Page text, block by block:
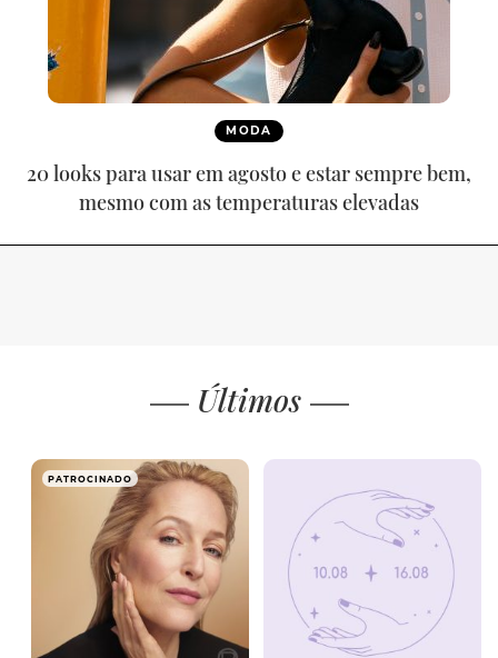
MODA
20 looks para usar em agosto e estar sempre bem,
mesmo com as temperaturas elevadas
Últimos
PATROCINADO